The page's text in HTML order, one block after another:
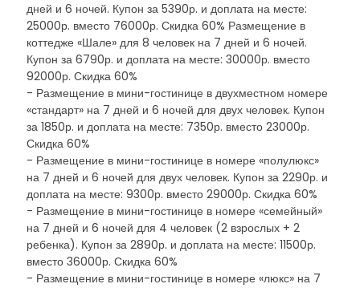
дней и 6 ночей. Купон за 5390р. и доплата на месте:
25000р. вместо 76000р. Скидка 60% Размещение в
коттедже «Шале» для 8 человек на 7 дней и 6 ночей.
Купон за 6790р. и доплата на месте: 30000р. вместо
92000р. Скидка 60%
- Размещение в мини-гостинице в двухместном номере
«стандарт» на 7 дней и 6 ночей для двух человек. Купон
за 1850р. и доплата на месте: 7350р. вместо 23000р.
Скидка 60%
- Размещение в мини-гостинице в номере «полулюкс»
на 7 дней и 6 ночей для двух человек. Купон за 2290р. и
доплата на месте: 9300р. вместо 29000р. Скидка 60%
- Размещение в мини-гостинице в номере «семейный»
на 7 дней и 6 ночей для 4 человек (2 взрослых + 2
ребенка). Купон за 2890р. и доплата на месте: 11500р.
вместо 36000р. Скидка 60%
- Размещение в мини-гостинице в номере «люкс» на 7